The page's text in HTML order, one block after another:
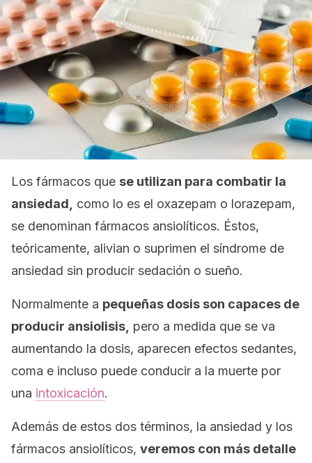
Los fármacos que se utilizan para combatir la
ansiedad,
como lo es el oxazepam o lorazepam,
se denominan fármacos ansiolíticos. Éstos,
teóricamente, alivian o suprimen el síndrome de
ansiedad sin producir sedación o sueño.
Normalmente a pequeñas dosis son capaces de
producir ansiolisis, pero a medida que se va
aumentando la dosis, aparecen efectos sedantes,
coma e incluso puede conducir a la muerte por
una intoxicación.
Además de estos dos términos, la ansiedad y los
fármacos ansiolíticos, veremos con más detalle